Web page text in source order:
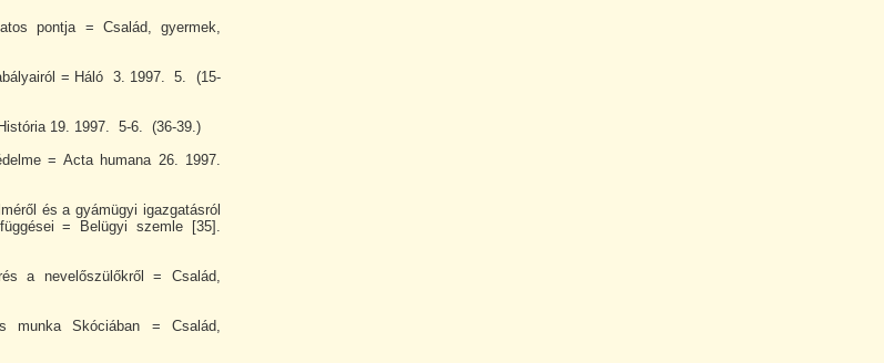
pontja = Család, gyermek,
= Háló 3. 1997. 5. (15-
19. 1997. 5-6. (36-39.)
= Acta humana 26. 1997.
és a gyámügyi igazgatásról
= Belügyi szemle [35].
a nevelőszülőkről = Család,
munka Skóciában = Család,